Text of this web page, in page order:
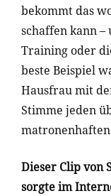
bekommt das
schaffen kann
Training oder
beste Beispiel
Hausfrau mit
Stimme jeden
Dieser Clip von
sorgte im